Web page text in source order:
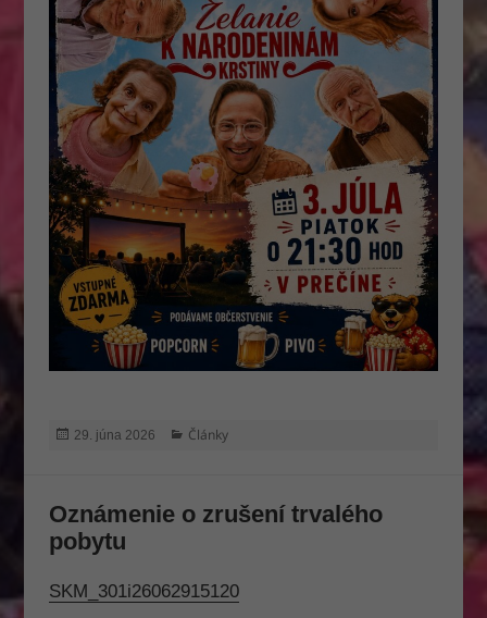
Publikované
29. júna 2026 Kategórie
Články
Oznámenie o zrušení trvalého
pobytu
SKM_301i26062915120